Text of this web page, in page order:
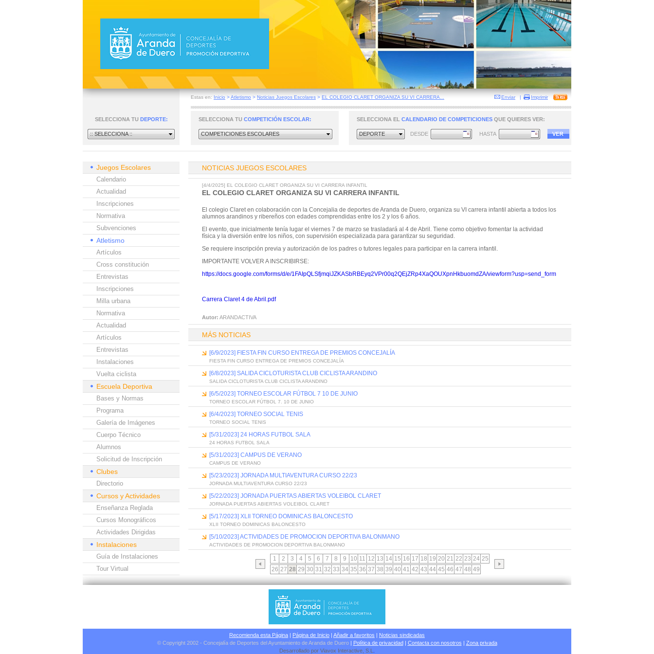
Estas en: Inicio >Atletismo > Noticias Juegos Escolares > EL COLEGIO CLARET ORGANIZA SU VI CARRERA... Enviar | Imprimir
SELECCIONA TU DEPORTE:
:: SELECCIONA ::
SELECCIONA TU COMPETICIÓN ESCOLAR:
COMPETICIONES ESCOLARES
SELECCIONA EL CALENDARIO DE COMPETICIONES QUE QUIERES VER:
DEPORTE DESDE HASTA
Juegos Escolares
Calendario
Actualidad
Inscripciones
Normativa
Subvenciones
Atletismo
Artículos
Cross constitución
Entrevistas
Inscripciones
Milla urbana
Normativa
Actualidad
Artículos
Entrevistas
Instalaciones
Vuelta ciclista
Escuela Deportiva
Bases y Normas
Programa
Galería de Imágenes
Cuerpo Técnico
Alumnos
Solicitud de Inscripción
Clubes
Directorio
Cursos y Actividades
Enseñanza Reglada
Cursos Monográficos
Actividades Dirigidas
Instalaciones
Guía de Instalaciones
Tour Virtual
NOTICIAS JUEGOS ESCOLARES
[4/4/2025] EL COLEGIO CLARET ORGANIZA SU VI CARRERA INFANTIL
EL COLEGIO CLARET ORGANIZA SU VI CARRERA INFANTIL
El colegio Claret en colaboración con la Concejalia de deportes de Aranda de Duero, organiza su VI carrera infantil abierta a todos los
alumnos arandinos y ribereños con edades comprendidas entre los 2 y los 6 años.
El evento, que inicialmente tenía lugar el viernes 7 de marzo se trasladará al 4 de Abril. Tiene como objetivo fomentar la actividad
física y la diversión entre los niños, con supervisión especializada para garantizar su seguridad.
Se requiere inscripción previa y autorización de los padres o tutores legales para participar en la carrera infantil.
IMPORTANTE VOLVER A INSCRIBIRSE:
https://docs.google.com/forms/d/e/1FAIpQLSfjmqiJZKASbRBEyq2VPr00q2QEjZRp4XaQOUXpnHkbuomdZA/viewform?usp=send_form
Carrera Claret 4 de Abril.pdf
Autor: ARANDACTIVA
MÁS NOTICIAS
[6/9/2023] FIESTA FIN CURSO ENTREGA DE PREMIOS CONCEJALÍA
FIESTA FIN CURSO ENTREGA DE PREMIOS CONCEJALÍA
[6/8/2023] SALIDA CICLOTURISTA CLUB CICLISTA ARANDINO
SALIDA CICLOTURISTA CLUB CICLISTA ARANDINO
[6/5/2023] TORNEO ESCOLAR FÚTBOL 7 10 DE JUNIO
TORNEO ESCOLAR FÚTBOL 7. 10 DE JUNIO
[6/4/2023] TORNEO SOCIAL TENIS
TORNEO SOCIAL TENIS
[5/31/2023] 24 HORAS FUTBOL SALA
24 HORAS FUTBOL SALA
[5/31/2023] CAMPUS DE VERANO
CAMPUS DE VERANO
[5/23/2023] JORNADA MULTIAVENTURA CURSO 22/23
JORNADA MULTIAVENTURA CURSO 22/23
[5/22/2023] JORNADA PUERTAS ABIERTAS VOLEIBOL CLARET
JORNADA PUERTAS ABIERTAS VOLEIBOL CLARET
[5/17/2023] XLII TORNEO DOMINICAS BALONCESTO
XLII TORNEO DOMINICAS BALONCESTO
[5/10/2023] ACTIVIDADES DE PROMOCION DEPORTIVA BALONMANO
ACTIVIDADES DE PROMOCION DEPORTIVA BALONMANO
1 2 3 4 5 6 7 8 9 10 11 12 13 14 15 16 17 18 19 20 21 22 23 24 25
26 27 28 29 30 31 32 33 34 35 36 37 38 39 40 41 42 43 44 45 46 47 48 49
Recomienda esta Página | Página de Inicio | Añadir a favoritos | Noticias sindicadas
© Copyright 2002 - Concejalía de Deportes del Ayuntamiento de Aranda de Duero| Política de privacidad| Contacta con nosotros | Zona privada
Desarrollado por Viavox Interactive , S.L